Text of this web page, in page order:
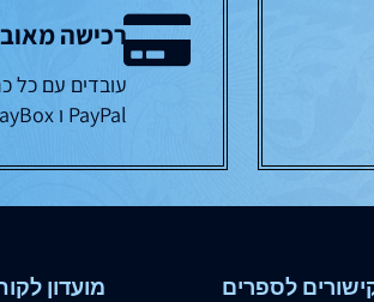
רכישה
עובדים עם כל
PayPal ו bit, PayBox
לספרים מועדון